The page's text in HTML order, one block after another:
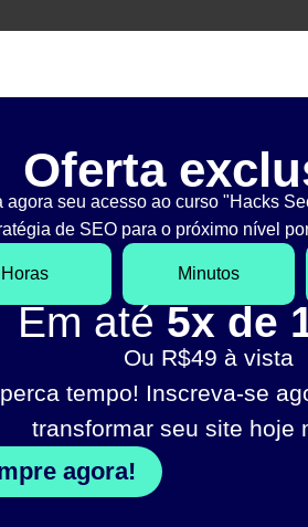
Oferta
agora seu acesso ao curso "Hacks
de SEO para o próximo nível
Horas Minutos
Em até 5x de
Ou R$49 à vista
tempo! Inscreva-se
transformar seu site hoje
agora!